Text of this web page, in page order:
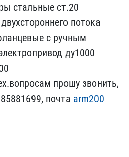
ста​льные ст.20
по​тока
с ручным
ду1000
прошу зво​нить,
почта arm200​